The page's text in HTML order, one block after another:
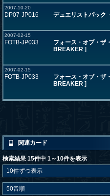
2007-10-20
DP07-JP016 デュエリストパック
2007-02-15
FOTB-JP033
フォース・オブ・ザ
BREAKER ]
2007-02-15
FOTB-JP033
フォース・オブ・ザ
BREAKER ]
関連カード
検索結果 15件中 1～10件を表示